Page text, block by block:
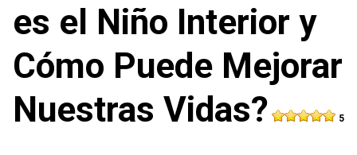
es el Niño Interior y
Cómo Puede Mejorar
Nuestras Vidas?
5